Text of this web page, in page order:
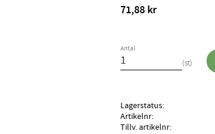
71,88kr
Antal
st
Lagerstatus
Artikelnr
Tillv. artikelnr